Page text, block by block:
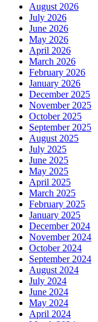
August 2026
July 2026
June 2026
May 2026
April 2026
March 2026
February 2026
January 2026
December 2025
November 2025
October 2025
September 2025
August 2025
July 2025
June 2025
May 2025
April 2025
March 2025
February 2025
January 2025
December 2024
November 2024
October 2024
September 2024
August 2024
July 2024
June 2024
May 2024
April 2024